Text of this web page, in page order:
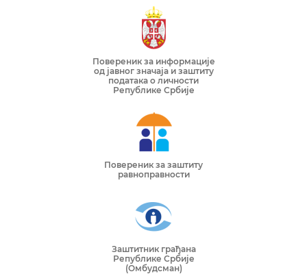
Повереник за информације
од јавног значаја и заштиту
података о личности
Републике Србије
Повереник за заштиту
равноправности
Заштитник грађана
Републике Србије
(Омбудсман)